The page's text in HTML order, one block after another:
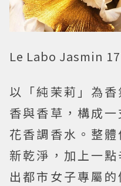
Le Labo Jasmin 17
以「純茉莉」為
香與香草，構成
花香調香水。整
新乾淨，加上一
出都市女子專屬